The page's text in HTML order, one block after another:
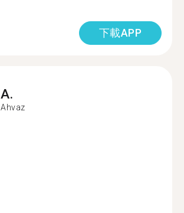
下載APP
A.
Ahvaz